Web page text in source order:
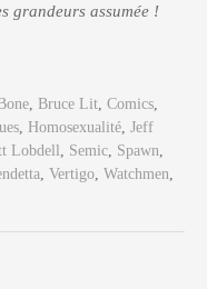
grandeurs assumée !
Bruce Lit Comics
Homosexualité Jeff
Lobdell Semic Spawn
Vertigo Watchmen